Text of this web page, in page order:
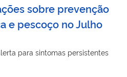
sobre prevenção
e pescoço no Julho
para sintomas persistentes